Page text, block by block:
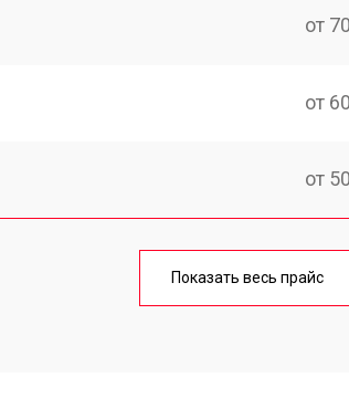
от
от
от
от
Показать весь прайс